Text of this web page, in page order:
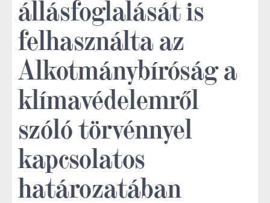
állásfoglalását is
felhasználta az
Alkotmánybíróság a
klímavédelemről
szóló törvénnyel
kapcsolatos
határozatában